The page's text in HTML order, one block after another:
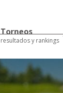
Torneos
resultados y rankings